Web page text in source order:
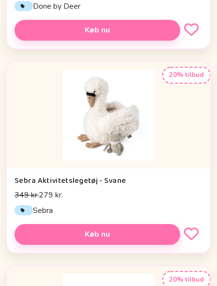
Done by Deer
Køb nu
20% tilbud
Sebra Aktivitetslegetøj - Svane
349 kr.279 kr.
Sebra
Køb nu
20% tilbud